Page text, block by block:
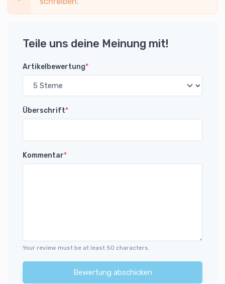
Teile uns deine Meinung mit!
Artikelbewertung*
Überschrift*
Kommentar*
Your review must be at least 50 characters.
Bewertung abschicken